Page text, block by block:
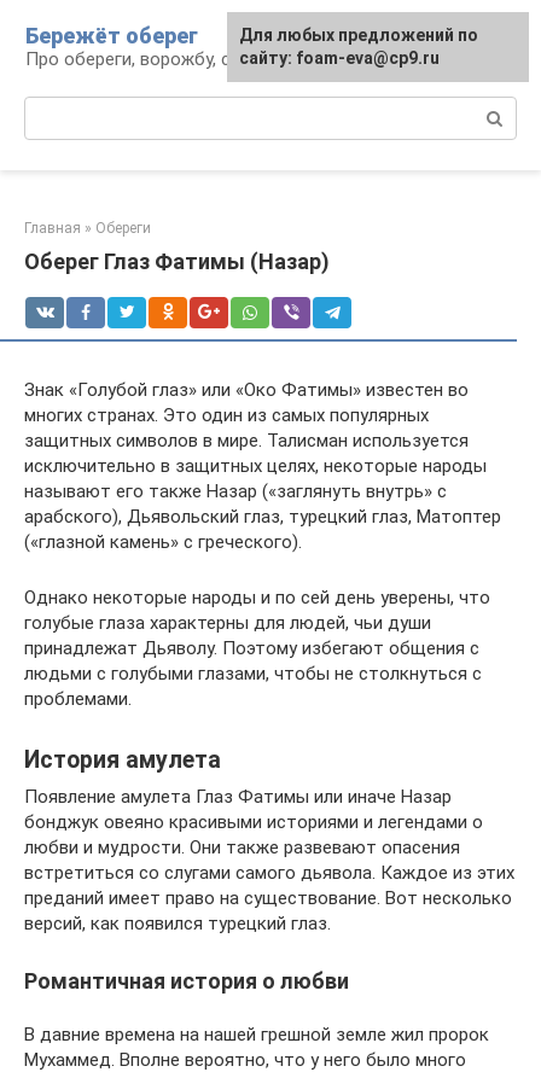
контенту
Бережёт оберег
Про обереги, ворожбу, сны и гадания
Главная » Обереги
Оберег Глаз Фатимы (Назар)
Знак «Голубой глаз» или «Око Фатимы» известен во
многих странах. Это один из самых популярных
защитных символов в мире. Талисман используется
исключительно в защитных целях, некоторые народы
называют его также Назар («заглянуть внутрь» с
арабского), Дьявольский глаз, турецкий глаз, Матоптер
(«глазной камень» с греческого).
Однако некоторые народы и по сей день уверены, что
голубые глаза характерны для людей, чьи души
принадлежат Дьяволу. Поэтому избегают общения с
людьми с голубыми глазами, чтобы не столкнуться с
проблемами.
История амулета
Появление амулета Глаз Фатимы или иначе Назар
бонджук овеяно красивыми историями и легендами о
любви и мудрости. Они также развевают опасения
встретиться со слугами самого дьявола. Каждое из этих
преданий имеет право на существование. Вот несколько
версий, как появился турецкий глаз.
Романтичная история о любви
В давние времена на нашей грешной земле жил пророк
Мухаммед. Вполне вероятно, что у него было много
Для любых предложений по
сайту: foam-eva@cp9.ru